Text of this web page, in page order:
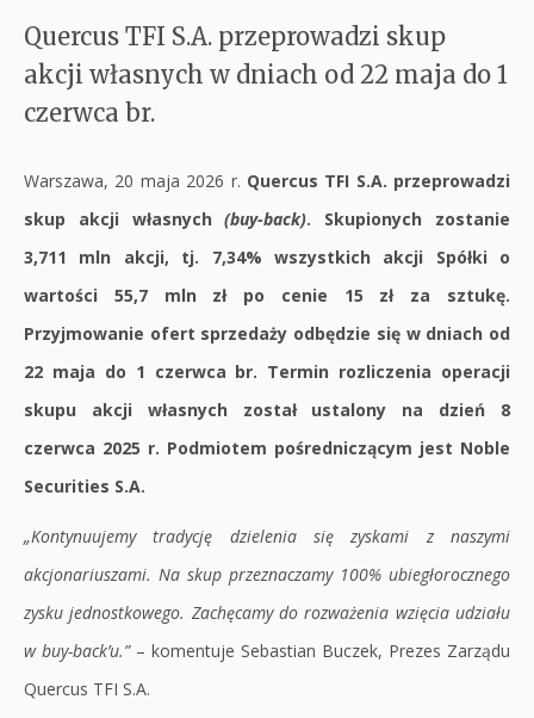
dniach
od
22
maja
do
czerwca
br.
Quercus
TFI
S.A.
Quercus TFI S.A. przeprowadzi skup
akcji własnych w dniach od 22 maja do 1
czerwca br.
Warszawa, 20 maja 2026 r. Quercus TFI S.A. przeprowadzi
skup akcji własnych(buy-back). Skupionych zostanie
3,711 mln akcji, tj. 7,34% wszystkich akcji Spółki o
wartości 55,7 mln zł po cenie 15 zł za sztukę.
Przyjmowanie ofert sprzedaży odbędzie się w dniach od
22 maja do 1 czerwca br. Termin rozliczenia operacji
skupu akcji własnych został ustalony na dzień 8
czerwca 2025 r. Podmiotem pośredniczącym jest Noble
Securities S.A.
„Kontynuujemy tradycję dzielenia się zyskami z naszymi
akcjonariuszami. Na skup przeznaczamy 100% ubiegłorocznego
zysku jednostkowego. Zachęcamy do rozważenia wzięcia udziału
w buy-back’u.”– komentuje Sebastian Buczek, Prezes Zarządu
Quercus TFI S.A.